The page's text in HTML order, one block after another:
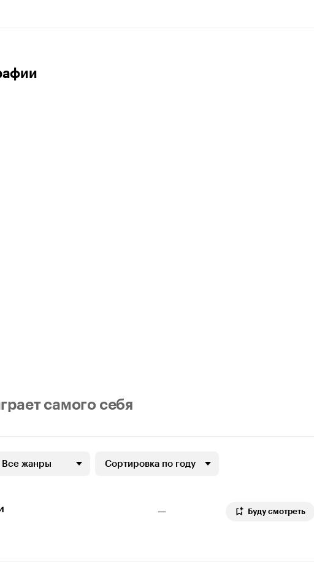
самого себя
Все жанры Сортировка по году
— Буду смотреть